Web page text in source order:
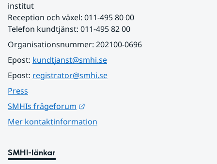
institut
Reception och växel: 011-495 80 00
Telefon kundtjänst: 011-495 82 00
Organisationsnummer: 202100-0696
Epost: kundtjanst@smhi.se
Epost: registrator@smhi.se
Press
SMHIs frågeforum
Mer kontaktinformation
SMHI-länkar